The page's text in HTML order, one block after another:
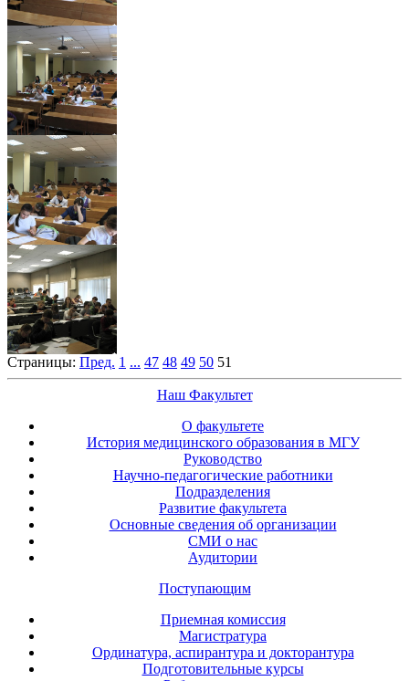
Страницы: Пред. 1 ... 47 48 49 50 51
Наш Факультет
О факультете
История медицинского образования в МГУ
Руководство
Научно-педагогические работники
Подразделения
Развитие факультета
Основные сведения об организации
СМИ о нас
Аудитории
Поступающим
Приемная комиссия
Магистратура
Ординатура, аспирантура и докторантура
Подготовительные курсы